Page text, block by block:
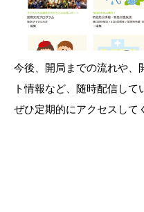
今後、開局までの流れや、
ト情報など、随時配信して
ぜひ定期的にアクセスして